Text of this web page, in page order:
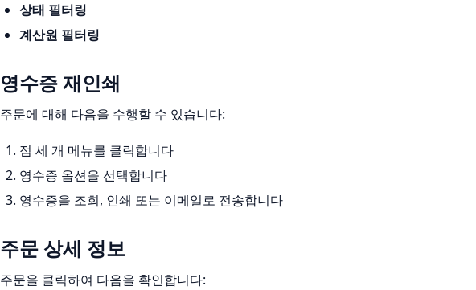
상태 필터링
계산원 필터링
영수증 재인쇄
주문에 대해 다음을 수행할 수 있습니다:
점 세 개 메뉴를 클릭합니다
영수증 옵션을 선택합니다
영수증을 조회, 인쇄 또는 이메일로 전송합니다
주문 상세 정보
주문을 클릭하여 다음을 확인합니다: